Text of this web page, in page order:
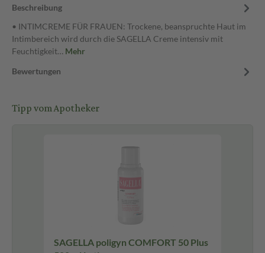
Beschreibung
• INTIMCREME FÜR FRAUEN: Trockene, beanspruchte Haut im
Intimbereich wird durch die SAGELLA Creme intensiv mit
Feuchtigkeit… Mehr
Bewertungen
Tipp vom Apotheker
SAGELLA poligyn COMFORT 50 Plus